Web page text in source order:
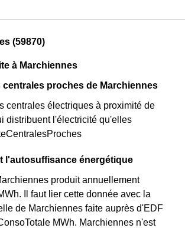
(59870)
à Marchiennes
centrales proches de Marchiennes
centrales électriques à proximité de
distribuent l'électricité qu'elles
l'autosuffisance énergétique
produit annuellement
Il faut lier cette donnée avec la
de Marchiennes faite auprès d'EDF
MWh. Marchiennes n'est